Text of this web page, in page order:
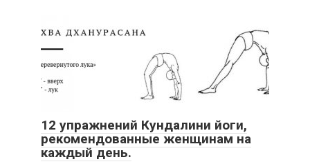
12 упражнений Кундалини йоги,
рекомендованные женщинам на
каждый день.